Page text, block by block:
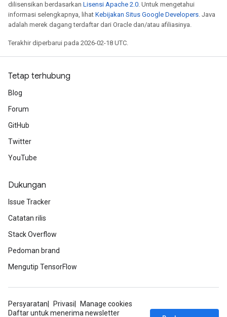
dilisensikan berdasarkan Lisensi Apache 2.0. Untuk mengetahui
informasi selengkapnya, lihat Kebijakan Situs Google Developers. Java
adalah merek dagang terdaftar dari Oracle dan/atau afiliasinya.
Terakhir diperbarui pada 2026-02-18 UTC.
Tetap terhubung
Blog
Forum
GitHub
Twitter
YouTube
Dukungan
Issue Tracker
Catatan rilis
Stack Overflow
Pedoman brand
Mengutip TensorFlow
Persyaratan Privasi
Manage cookies
Daftar untuk menerima newsletter